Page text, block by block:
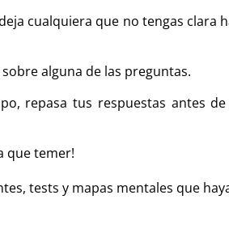
cualquiera que no tengas clara
alguna de las preguntas.
repasa tus respuestas antes
que temer!
tests y mapas mentales que